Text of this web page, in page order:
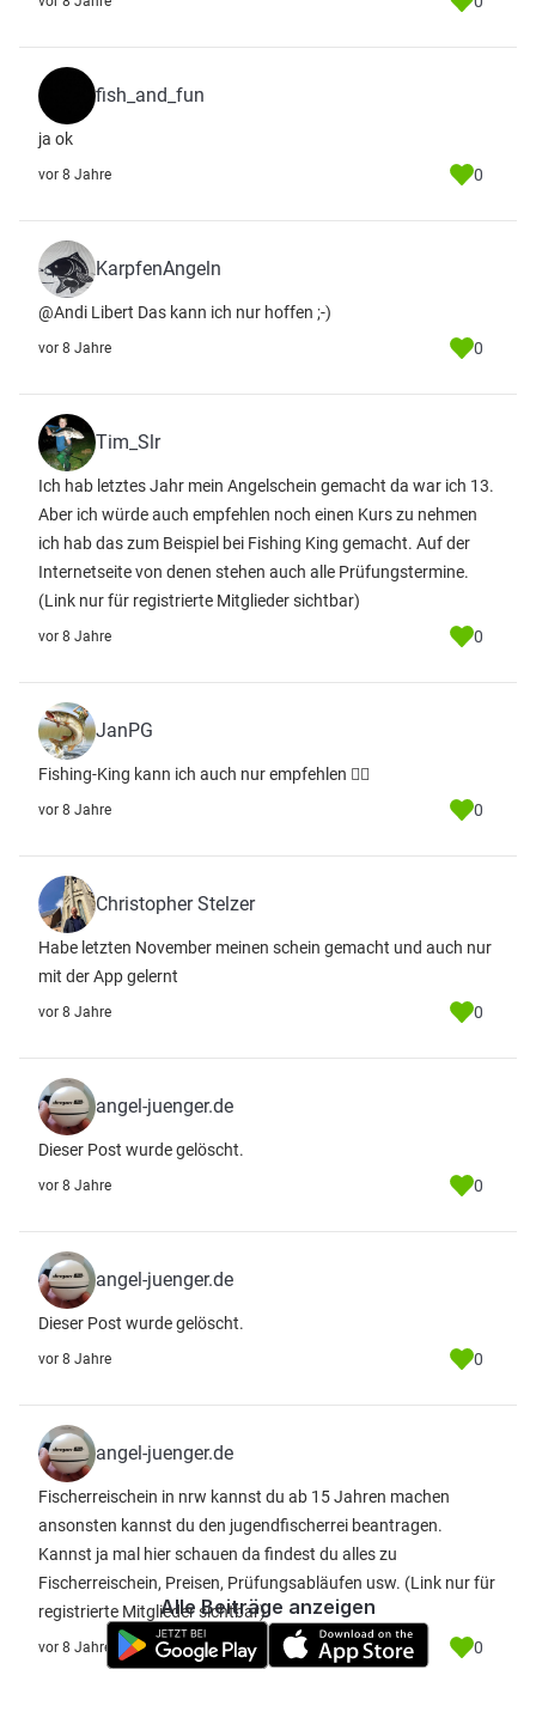
fish_and_fun
ja ok
vor 8 Jahre 0
KarpfenAngeln
@Andi Libert Das kann ich nur hoffen ;-)
vor 8 Jahre 0
Tim_Slr
Ich hab letztes Jahr mein Angelschein gemacht da war ich 13.
Aber ich würde auch empfehlen noch einen Kurs zu nehmen
ich hab das zum Beispiel bei Fishing King gemacht. Auf der
Internetseite von denen stehen auch alle Prüfungstermine.
(Link nur für registrierte Mitglieder sichtbar)
vor 8 Jahre 0
JanPG
Fishing-King kann ich auch nur empfehlen 👌🏻
vor 8 Jahre 0
Christopher Stelzer
Habe letzten November meinen schein gemacht und auch nur
mit der App gelernt
vor 8 Jahre 0
angel-juenger.de
Dieser Post wurde gelöscht.
vor 8 Jahre 0
angel-juenger.de
Dieser Post wurde gelöscht.
vor 8 Jahre 0
angel-juenger.de
Fischerreischein in nrw kannst du ab 15 Jahren machen
ansonsten kannst du den jugendfischerrei beantragen.
Kannst ja mal hier schauen da findest du alles zu
Fischerreischein, Preisen, Prüfungsabläufen usw. (Link nur für
registrierte Mitglieder sichtbar)
vor 8 Jahre 0
Alle Beiträge anzeigen